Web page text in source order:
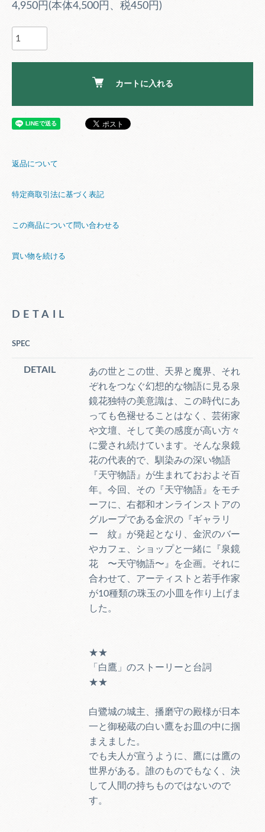
4,950円(本体4,500円、税450円)
カートに入れる
返品について
特定商取引法に基づく表記
この商品について問い合わせる
買い物を続ける
DETAIL
SPEC
DETAIL
あの世とこの世、天界と魔界、それ
ぞれをつなぐ幻想的な物語に見る泉
鏡花独特の美意識は、この時代にあ
っても色褪せることはなく、芸術家
や文壇、そして美の感度が高い方々
に愛され続けています。そんな泉鏡
花の代表的で、馴染みの深い物語
『天守物語』が生まれておおよそ百
年。今回、その『天守物語』をモチ
ーフに、右都和オンラインストアの
グループである金沢の『ギャラリ
ー 紋』が発起となり、金沢のバー
やカフェ、ショップと一緒に『泉鏡
花 〜天守物語〜』を企画。それに
合わせて、アーティストと若手作家
が10種類の珠玉の小皿を作り上げま
した。
★★
「白鷹」のストーリーと台詞
★★
白鷺城の城主、播磨守の殿様が日本
一と御秘蔵の白い鷹をお皿の中に掴
まえました。
でも夫人が宣うように、鷹には鷹の
世界がある。誰のものでもなく、決
して人間の持ちものではないので
す。